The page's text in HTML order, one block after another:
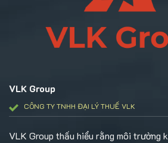
VLK Group
CÔNG TY TNHH ĐẠI LÝ THUẾ VLK
VLK Group thấu hiểu rằng môi trường